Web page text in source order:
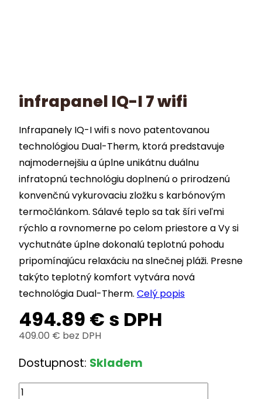
infrapanel IQ-I 7 wifi
Infrapanely IQ-I wifi s novo patentovanou
technológiou Dual-Therm, ktorá predstavuje
najmodernejšiu a úplne unikátnu duálnu
infratopnú technológiu doplnenú o prirodzenú
konvenčnú vykurovaciu zložku s karbónovým
termočlánkom. Sálavé teplo sa tak šíri veľmi
rýchlo a rovnomerne po celom priestore a Vy si
vychutnáte úplne dokonalú teplotnú pohodu
pripomínajúcu relaxáciu na slnečnej pláži. Presne
takýto teplotný komfort vytvára nová
technológia Dual-Therm. Celý popis
494.89 € s DPH
409.00 € bez DPH
Dostupnost: Skladem
množstvo